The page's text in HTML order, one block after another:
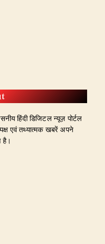
हिंदी डिजिटल न्यूज़ पोर्टल
एवं तथ्यात्मक खबरें अपने
है।